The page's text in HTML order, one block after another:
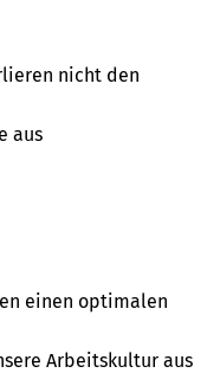
nicht den
aus
einen optimalen
Arbeitskultur aus